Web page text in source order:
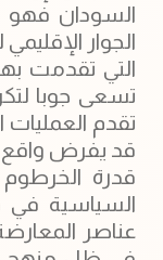
السودان
الجوار
التي تقدمت
تسعى جوبا
تقدم
قد يفرض
قدرة
السياسية
عناصر